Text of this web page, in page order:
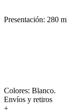
Presentación: 280
Colores: Blanco.
Envíos y retiros
+